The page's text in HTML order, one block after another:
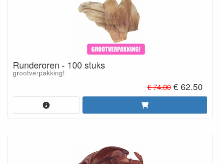
Runderoren - 100 stuks
grootverpakking!
€ 74.00€ 62.50